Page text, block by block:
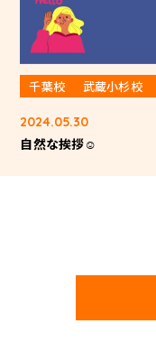
千葉校 武蔵小杉校
2024.05.30
自然な挨拶☺